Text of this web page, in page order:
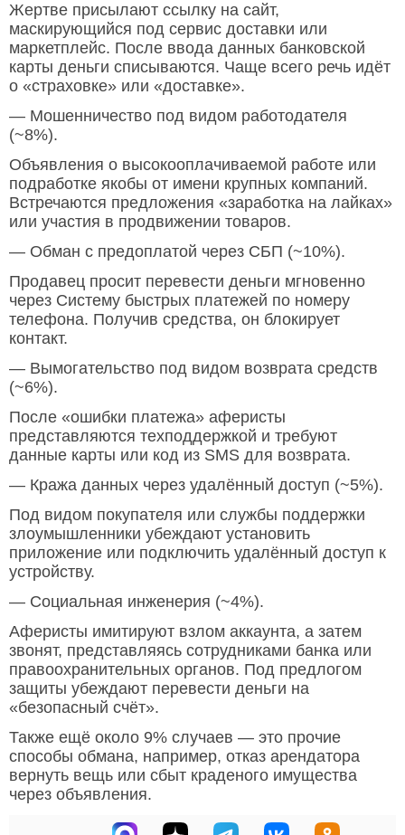
Жертве присылают ссылку на сайт,
маскирующийся под сервис доставки или
маркетплейс. После ввода данных банковской
карты деньги списываются. Чаще всего речь идёт
о «страховке» или «доставке».
— Мошенничество под видом работодателя
(~8%).
Объявления о высокооплачиваемой работе или
подработке якобы от имени крупных компаний.
Встречаются предложения «заработка на лайках»
или участия в продвижении товаров.
— Обман с предоплатой через СБП (~10%).
Продавец просит перевести деньги мгновенно
через Систему быстрых платежей по номеру
телефона. Получив средства, он блокирует
контакт.
— Вымогательство под видом возврата средств
(~6%).
После «ошибки платежа» аферисты
представляются техподдержкой и требуют
данные карты или код из SMS для возврата.
— Кража данных через удалённый доступ (~5%).
Под видом покупателя или службы поддержки
злоумышленники убеждают установить
приложение или подключить удалённый доступ к
устройству.
— Социальная инженерия (~4%).
Аферисты имитируют взлом аккаунта, а затем
звонят, представляясь сотрудниками банка или
правоохранительных органов. Под предлогом
защиты убеждают перевести деньги на
«безопасный счёт».
Также ещё около 9% случаев — это прочие
способы обмана, например, отказ арендатора
вернуть вещь или сбыт краденого имущества
через объявления.